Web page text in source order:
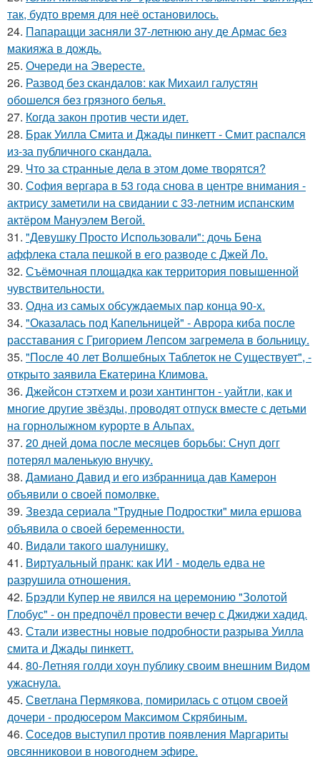
так, будто время для неё остановилось.
24. Папарацци засняли 37-летнюю ану де Армас без
макияжа в дождь.
25. Очереди на Эвересте.
26. Развод без скандалов: как Михаил галустян
обошелся без грязного белья.
27. Когда закон против чести идет.
28. Брак Уилла Смита и Джады пинкетт - Смит распался
из-за публичного скандала.
29. Что за странные дела в этом доме творятся?
30. София вергара в 53 года снова в центре внимания -
актрису заметили на свидании с 33-летним испанским
актёром Мануэлем Вегой.
31. "Девушку Просто Использовали": дочь Бена
аффлека стала пешкой в его разводе с Джей Ло.
32. Съёмочная площадка как территория повышенной
чувствительности.
33. Одна из самых обсуждаемых пар конца 90-х.
34. "Оказалась под Капельницей" - Аврора киба после
расставания с Григорием Лепсом загремела в больницу.
35. "После 40 лет Волшебных Таблеток не Существует", -
открыто заявила Екатерина Климова.
36. Джейсон стэтхем и рози хантингтон - уайтли, как и
многие другие звёзды, проводят отпуск вместе с детьми
на горнолыжном курорте в Альпах.
37. 20 дней дома после месяцев борьбы: Снуп догг
потерял маленькую внучку.
38. Дамиано Давид и его избранница дав Камерон
объявили о своей помолвке.
39. Звезда сериала "Трудные Подростки" мила ершова
объявила о своей беременности.
40. Видaли тaкого шaлунишку.
41. Виртуальный пранк: как ИИ - модель едва не
разрушила отношения.
42. Брэдли Купер не явился на церемонию "Золотой
Глобус" - он предпочёл провести вечер с Джиджи хадид.
43. Стали известны новые подробности разрыва Уилла
смита и Джады пинкетт.
44. 80-Летняя голди хоун публику своим внешним Видом
ужаснула.
45. Светлана Пермякова, помирилась с отцом своей
дочери - продюсером Максимом Скрябиным.
46. Соседов выступил против появления Маргариты
овсянниковои в новогоднем эфире.